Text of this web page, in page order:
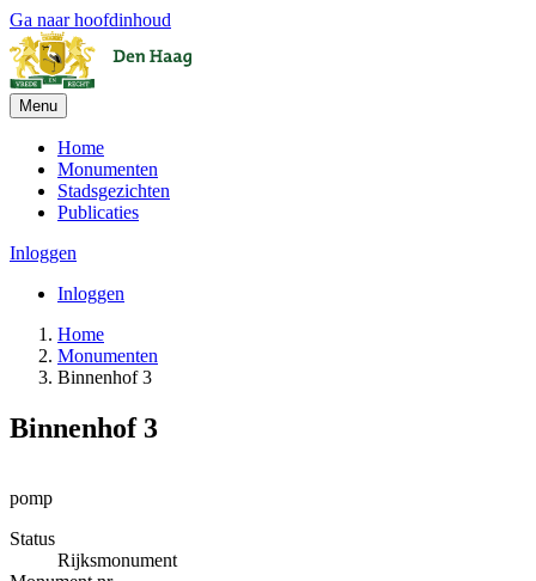
Ga naar hoofdinhoud
Menu
Home
Monumenten
Stadsgezichten
Publicaties
Inloggen
Inloggen
Home
Monumenten
Binnenhof 3
Binnenhof 3
+
−
pomp
Status
Rijksmonument